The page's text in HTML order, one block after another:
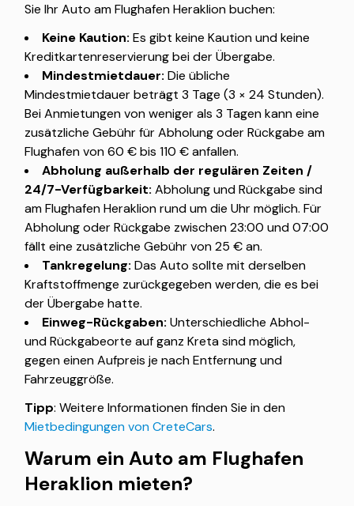
Sie Ihr Auto am Flughafen Heraklion buchen:
Keine Kaution: Es gibt keine Kaution und keine
Kreditkartenreservierung bei der Übergabe.
Mindestmietdauer: Die übliche
Mindestmietdauer beträgt 3 Tage (3 × 24 Stunden).
Bei Anmietungen von weniger als 3 Tagen kann eine
zusätzliche Gebühr für Abholung oder Rückgabe am
Flughafen von 60 € bis 110 € anfallen.
Abholung außerhalb der regulären Zeiten /
24/7-Verfügbarkeit: Abholung und Rückgabe sind
am Flughafen Heraklion rund um die Uhr möglich. Für
Abholung oder Rückgabe zwischen 23:00 und 07:00
fällt eine zusätzliche Gebühr von 25 € an.
Tankregelung: Das Auto sollte mit derselben
Kraftstoffmenge zurückgegeben werden, die es bei
der Übergabe hatte.
Einweg-Rückgaben: Unterschiedliche Abhol-
und Rückgabeorte auf ganz Kreta sind möglich,
gegen einen Aufpreis je nach Entfernung und
Fahrzeuggröße.
Tipp: Weitere Informationen finden Sie in den
Mietbedingungen von CreteCars.
Warum ein Auto am Flughafen
Heraklion mieten?